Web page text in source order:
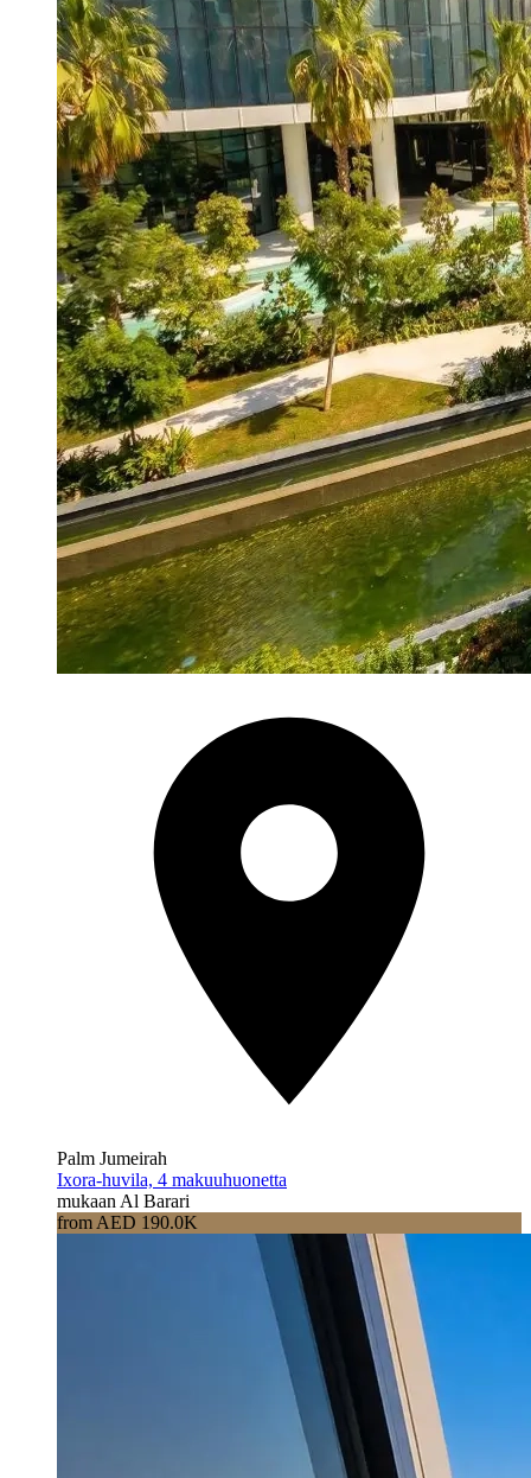
Palm Jumeirah
Ixora-huvila, 4 makuuhuonetta
mukaan Al Barari
from AED 190.0K